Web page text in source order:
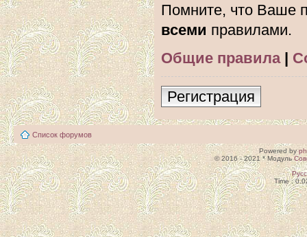
Помните, что Ваше
всеми правилами.
Общие правила|
Регистрация
Список форумов
Powered by
© 2016 - 2021 * Модуль
Time :